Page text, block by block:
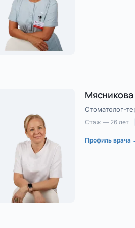
Стоматолог-
Стаж — 26 лет
Профиль врача